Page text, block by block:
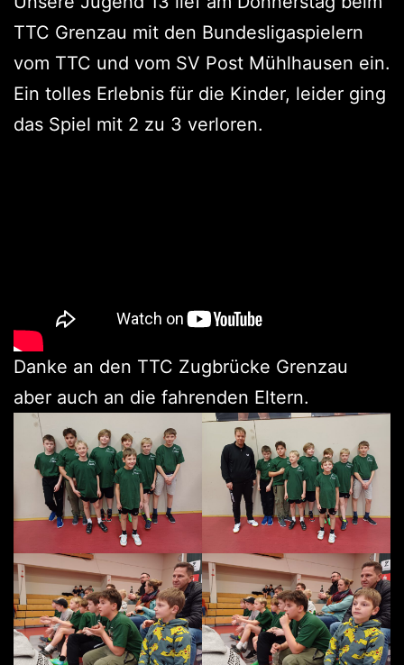
TTC Grenzau mit den Bundesligaspielern
vom TTC und vom SV Post Mühlhausen ein.
Ein tolles Erlebnis für die Kinder, leider ging
das Spiel mit 2 zu 3 verloren.
Danke an den TTC Zugbrücke Grenzau
aber auch an die fahrenden Eltern.